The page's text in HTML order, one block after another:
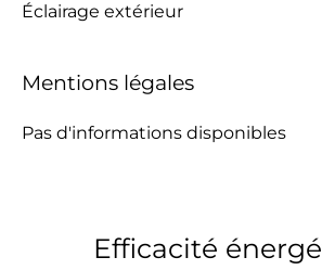
Éclairage extérieur
Mentions légales
Pas d'informations disponibles
Efficacité